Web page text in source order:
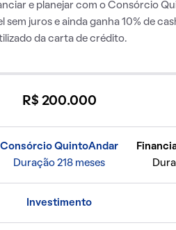
e planejar com o Consórcio
sem juros e ainda ganha 10% de
da carta de crédito.
R$ 200.000
Consórcio QuintoAndar
Duração 218 meses
Investimento